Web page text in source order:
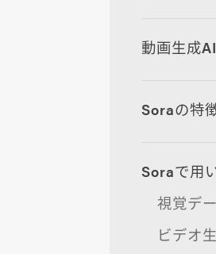
動画生成
Soraの特
Soraで用
視覚デ
ビデオ